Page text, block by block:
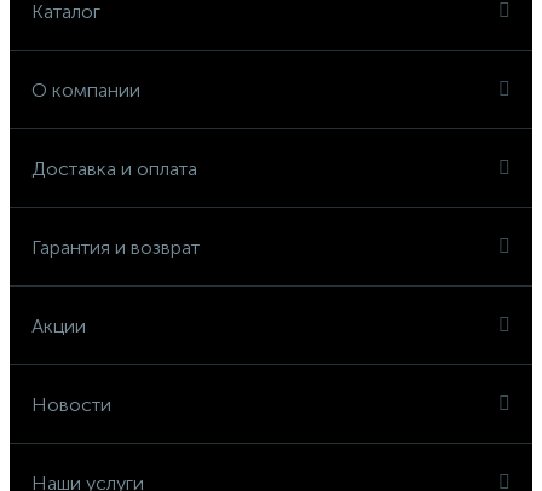
Каталог
О компании
Доставка и оплата
Гарантия и возврат
Акции
Новости
Наши услуги